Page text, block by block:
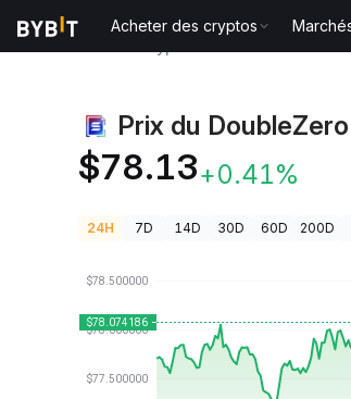
Acheter des cryptos
Prix du
$78.13+0.41%
24H 7D 14D 30D 60D 200D